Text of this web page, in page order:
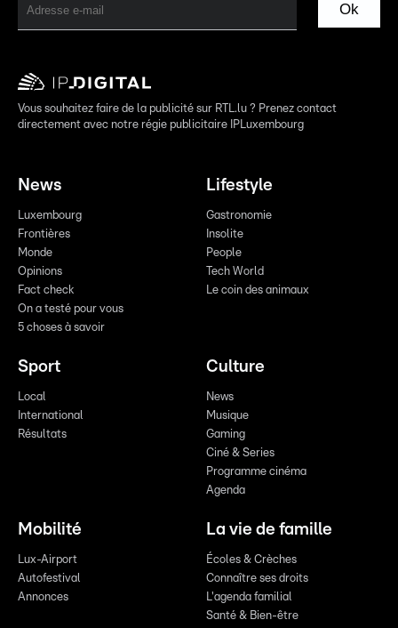
Ok
Vous souhaitez faire de la publicité sur RTL.lu ? Prenez contact
directement avec notre régie publicitaire IPLuxembourg
News
Luxembourg
Frontières
Monde
Opinions
Fact check
On a testé pour vous
5 choses à savoir
Lifestyle
Gastronomie
Insolite
People
Tech World
Le coin des animaux
Sport
Local
International
Résultats
Culture
News
Musique
Gaming
Ciné & Series
Programme cinéma
Agenda
Mobilité
Lux-Airport
Autofestival
Annonces
La vie de famille
Écoles & Crèches
Connaître ses droits
L'agenda familial
Santé & Bien-être